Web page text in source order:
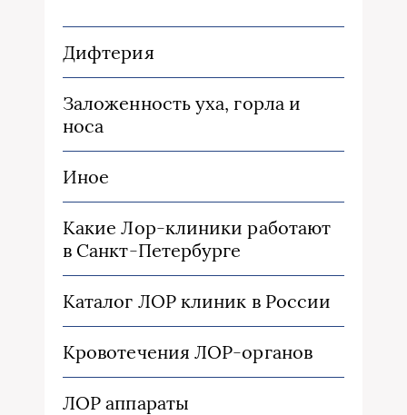
Дифтерия
Заложенность уха, горла и
носа
Иное
Какие Лор-клиники работают
в Санкт-Петербурге
Каталог ЛОР клиник в России
Кровотечения ЛОР-органов
ЛОР аппараты